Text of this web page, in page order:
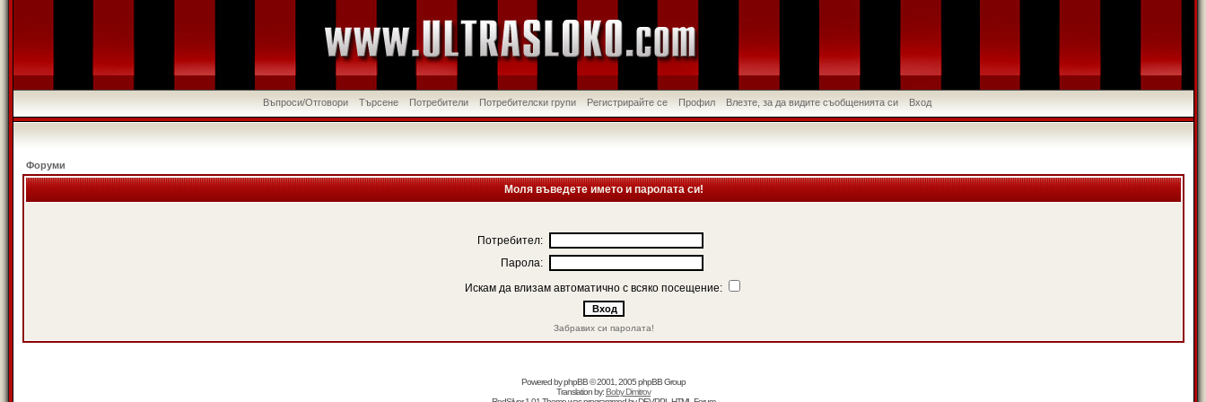
Въпроси/Отговори Търсене Потребители Потребителски групи Регистрирайте се Профил Влезте, за да видите съобщенията си Вход
Форуми
Моля въведете името и паролата си!
Потребител:
Парола:
Искам да влизам автоматично с всяко посещение:
Забравих си паролата!
Powered byphpBB© 2001, 2005 phpBB Group
Translation by:Boby Dimitrov